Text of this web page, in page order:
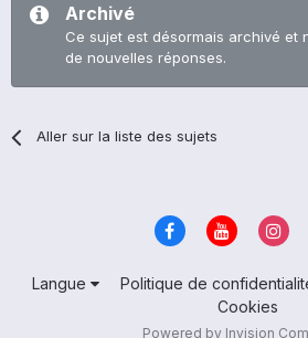
Archivé
Ce sujet est désormais archivé et
de nouvelles réponses.
Aller sur la liste des sujets
Langue Politique de
Cookies
Powered by Invision